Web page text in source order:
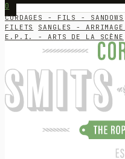
0
CORDAGES - FILS - SANDOWS
FILETS
SANGLES -
E.P.I. - ARTS DE LA SCÈNE